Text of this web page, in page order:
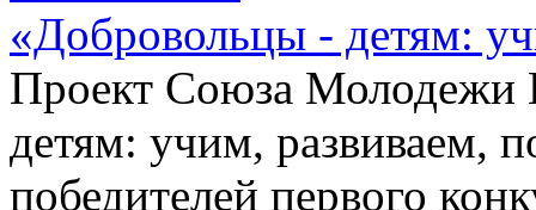
«Добровольцы - детям:
Проект Союза Молодежи
детям: учим, развиваем,
победителей первого